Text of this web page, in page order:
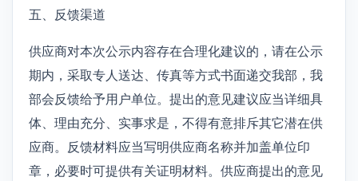
五、反馈渠道
供应商对本次公示内容存在合理化建议的，请在公示
期内，采取专人送达、传真等方式书面递交我部，我
部会反馈给予用户单位。提出的意见建议应当详细具
体、理由充分、实事求是，不得有意排斥其它潜在供
应商。反馈材料应当写明供应商名称并加盖单位印
章，必要时可提供有关证明材料。供应商提出的意见